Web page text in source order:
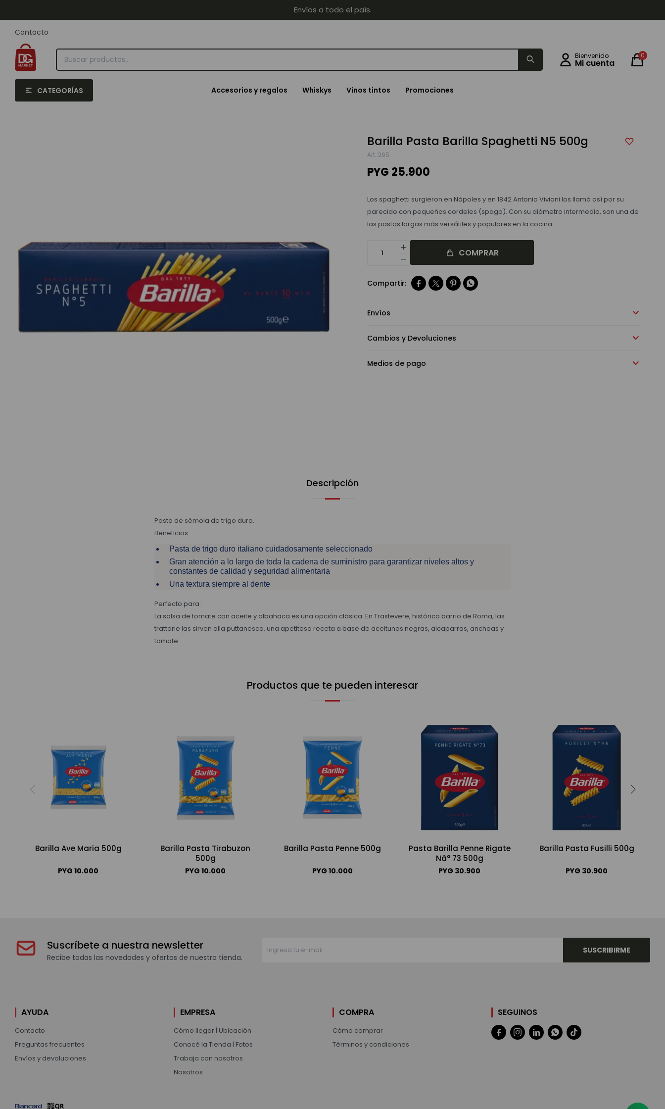
Envíos a todo el país.
CATEGORÍAS Accesorios y regalos Whiskys Vinos tintos Promociones
0
Contacto
Barilla Pasta Barilla Spaghetti N5 500g
265
PYG 25.900
Los spaghetti surgieron en Nápoles y en 1842 Antonio Viviani los llamó así por su
parecido con pequeños cordeles (spago). Con su diámetro intermedio, son una de
las pastas largas más versátiles y populares en la cocina.
add
remove
COMPRAR
   
Envíos
Cambios y Devoluciones
Medios de pago
Descripción
Pasta de sémola de trigo duro.
Beneficios
Pasta de trigo duro italiano cuidadosamente seleccionado
Gran atención a lo largo de toda la cadena de suministro para garantizar niveles altos y
constantes de calidad y seguridad alimentaria
Una textura siempre al dente
Perfecto para:
La salsa de tomate con aceite y albahaca es una opción clásica. En Trastevere, histórico barrio de Roma, las
trattorie las sirven alla puttanesca, una apetitosa receta a base de aceitunas negras, alcaparras, anchoas y
tomate.
Productos que te pueden interesar
Barilla Ave Maria 500g
PYG 10.000
Barilla Pasta Tirabuzon
500g
PYG 10.000
Barilla Pasta Penne 500g
PYG 10.000
Pasta Barilla Penne Rigate
Nâ° 73 500g
PYG 30.900
Barilla Pasta Fusilli 500g
PYG 30.900
Suscríbete a nuestra newsletter
Recibe todas las novedades y ofertas de nuestra tienda.
SUSCRIBIRME
AYUDA
Contacto
Preguntas frecuentes
Envíos y devoluciones
EMPRESA
Cómo llegar | Ubicación
Conocé la Tienda | Fotos
Trabaja con nosotros
Nosotros
COMPRA
Cómo comprar
Términos y condiciones
SEGUINOS
    